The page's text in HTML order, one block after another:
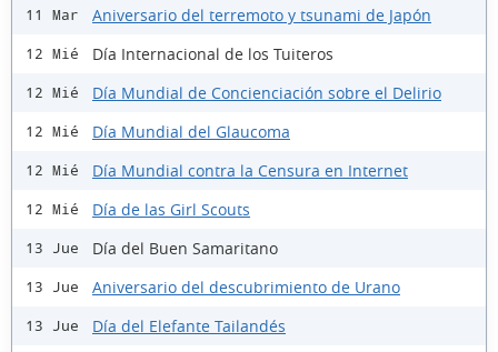
11 Mar Aniversario del terremoto y tsunami de Japón
12 Mié Día Internacional de los Tuiteros
12 Mié Día Mundial de Concienciación sobre el Delirio
12 Mié Día Mundial del Glaucoma
12 Mié Día Mundial contra la Censura en Internet
12 Mié Día de las Girl Scouts
13 Jue Día del Buen Samaritano
13 Jue Aniversario del descubrimiento de Urano
13 Jue Día del Elefante Tailandés